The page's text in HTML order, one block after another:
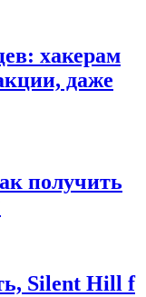
хакерам
даже
получить
Silent Hill f